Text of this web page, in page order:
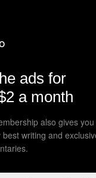
old
στο Los
μεζέ μαζί με
είναι συνήθως
τριμμένο
ads for
a month
also gives
best writing and